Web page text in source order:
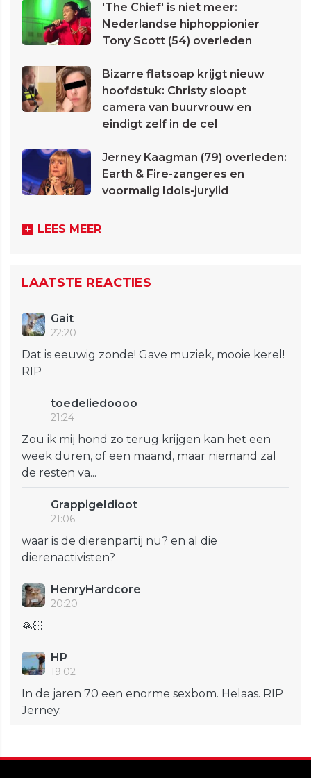
'The Chief' is niet meer:
Nederlandse hiphoppionier
Tony Scott (54) overleden
Bizarre flatsoap krijgt nieuw
hoofdstuk: Christy sloopt
camera van buurvrouw en
eindigt zelf in de cel
Jerney Kaagman (79) overleden:
Earth & Fire-zangeres en
voormalig Idols-jurylid
LEES MEER
LAATSTE REACTIES
Gait
22:20
Dat is eeuwig zonde! Gave muziek, mooie kerel!
RIP
toedeliedoooo
21:24
Zou ik mij hond zo terug krijgen kan het een
week duren, of een maand, maar niemand zal
de resten va...
GrappigeIdioot
21:06
waar is de dierenpartij nu? en al die
dierenactivisten?
HenryHardcore
20:20
🙏🏻
HP
19:02
In de jaren 70 een enorme sexbom. Helaas. RIP
Jerney.